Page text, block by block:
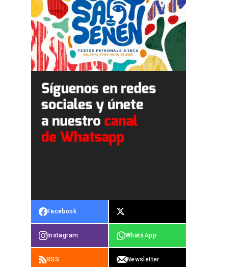
Facebook
Instagram WhatsApp
RSS Newsletter